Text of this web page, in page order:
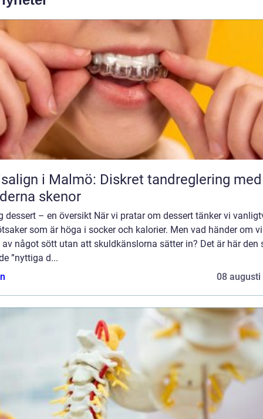
i Malmö: Diskret tandreglering med
skenor
dessert – en översikt När vi pratar om dessert tänker vi
som är höga i socker och kalorier. Men vad händer om
något sött utan att skuldkänslorna sätter in? Det är här den
”nyttiga d...
08 augusti